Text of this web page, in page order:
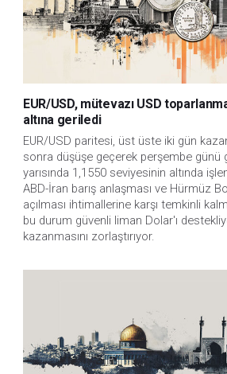
EUR/USD, mütevazı USD
altına geriledi
EUR/USD paritesi, üst üste iki gün
sonra düşüşe geçerek perşembe günü
yarısında 1,1550 seviyesinin altında
ABD-İran barış anlaşması ve Hürmüz
açılması ihtimallerine karşı temkinli
bu durum güvenli liman Dolar'ı
kazanmasını zorlaştırıyor.